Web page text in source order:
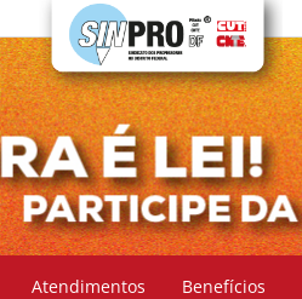
Atendimentos Benefícios